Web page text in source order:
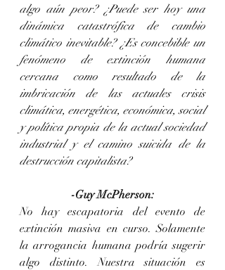
algo aún peor? ¿Puede ser hoy una
dinámica catastrófica de cambio
climático inevitable? ¿Es concebible un
fenómeno de extinción humana
cercana como resultado de la
imbricación de las actuales crisis
climática, energética, económica, social
y política propia de la actual sociedad
industrial y el camino suicida de la
destrucción capitalista?
-Guy McPherson:
No hay escapatoria del evento de
extinción masiva en curso. Solamente
la arrogancia humana podría sugerir
algo distinto. Nuestra situación es